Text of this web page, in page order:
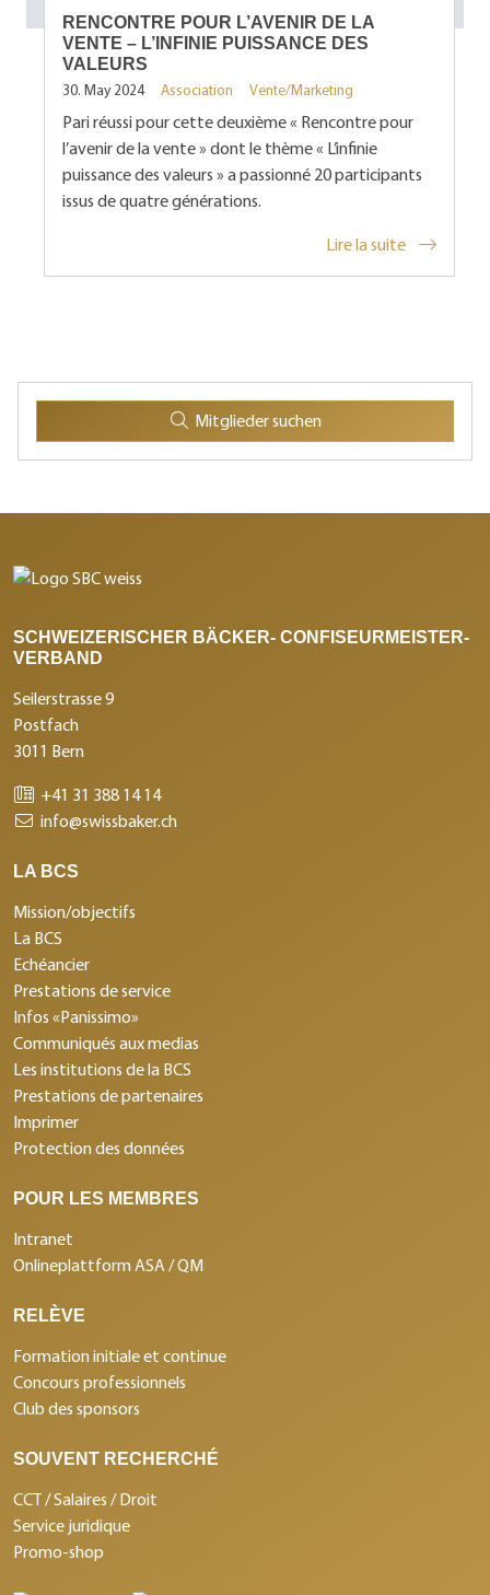
RENCONTRE POUR L’AVENIR DE LA
VENTE – L’INFINIE PUISSANCE DES
VALEURS
30. May 2024 Association Vente/Marketing
Pari réussi pour cette deuxième « Rencontre pour
l’avenir de la vente » dont le thème « L’infinie
puissance des valeurs » a passionné 20 participants
issus de quatre générations.
Lire la suite
Mitglieder suchen
SCHWEIZERISCHER BÄCKER- CONFISEURMEISTER-
VERBAND
Seilerstrasse 9
Postfach
3011 Bern
+41 31 388 14 14
info@swissbaker.ch
LA BCS
Mission/objectifs
La BCS
Echéancier
Prestations de service
Infos «Panissimo»
Communiqués aux medias
Les institutions de la BCS
Prestations de partenaires
Imprimer
Protection des données
POUR LES MEMBRES
Intranet
Onlineplattform ASA / QM
RELÈVE
Formation initiale et continue
Concours professionnels
Club des sponsors
SOUVENT RECHERCHÉ
CCT / Salaires / Droit
Service juridique
Promo-shop